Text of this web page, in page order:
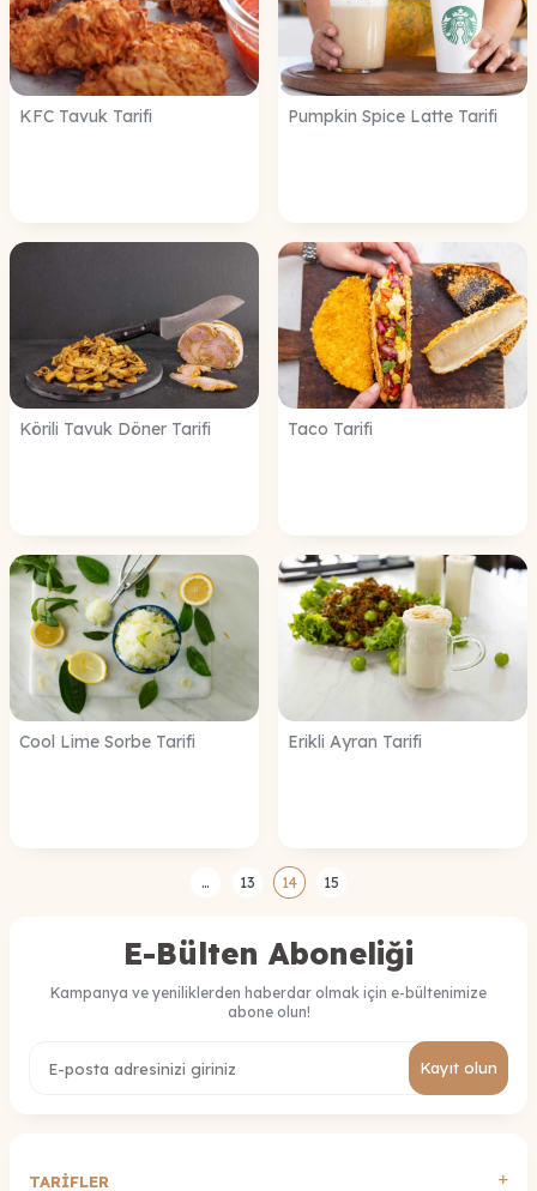
KFC Tavuk Tarifi Pumpkin Spice Latte Tarifi
Körili Tavuk Döner Tarifi Taco Tarifi
Cool Lime Sorbe Tarifi Erikli Ayran Tarifi
… 13 14 15
E-Bülten Aboneliği
Kampanya ve yeniliklerden haberdar olmak için e-bültenimize
abone olun!
Kayıt olun
TARİFLER